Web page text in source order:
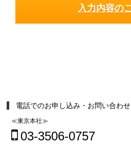
電話でのお申し込み・お問い合わせ
≪東京本社≫
03-3506-0757